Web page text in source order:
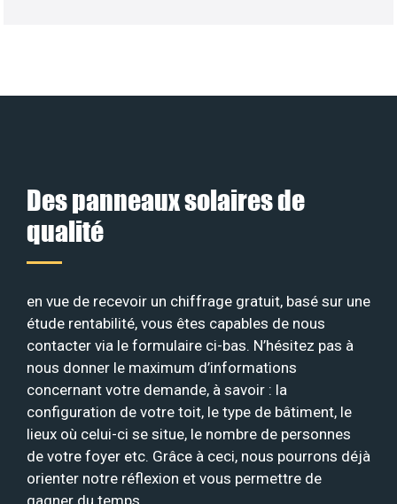
Des panneaux solaires de
qualité
en vue de recevoir un chiffrage gratuit, basé sur une
étude rentabilité, vous êtes capables de nous
contacter via le formulaire ci-bas. N’hésitez pas à
nous donner le maximum d’informations
concernant votre demande, à savoir : la
configuration de votre toit, le type de bâtiment, le
lieux où celui-ci se situe, le nombre de personnes
de votre foyer etc. Grâce à ceci, nous pourrons déjà
orienter notre réflexion et vous permettre de
gagner du temps.